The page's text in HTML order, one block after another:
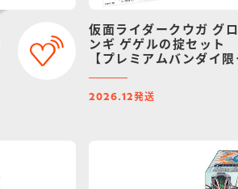
仮面ライダークウガ グロ
ンギ ゲゲルの掟セット
【プレミアムバンダイ限
2026.12発送